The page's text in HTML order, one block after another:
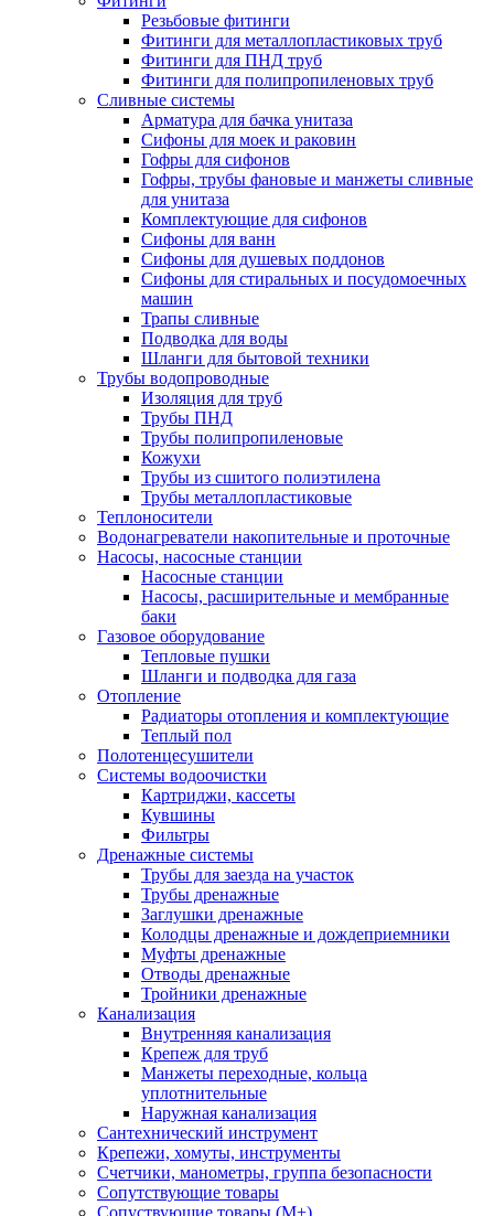
Резьбовые фитинги
Фитинги для металлопластиковых труб
Фитинги для ПНД труб
Фитинги для полипропиленовых труб
Сливные системы
Арматура для бачка унитаза
Сифоны для моек и раковин
Гофры для сифонов
Гофры, трубы фановые и манжеты сливные
для унитаза
Комплектующие для сифонов
Сифоны для ванн
Сифоны для душевых поддонов
Сифоны для стиральных и посудомоечных
машин
Трапы сливные
Подводка для воды
Шланги для бытовой техники
Трубы водопроводные
Изоляция для труб
Трубы ПНД
Трубы полипропиленовые
Кожухи
Трубы из сшитого полиэтилена
Трубы металлопластиковые
Теплоносители
Водонагреватели накопительные и проточные
Насосы, насосные станции
Насосные станции
Насосы, расширительные и мембранные
баки
Газовое оборудование
Тепловые пушки
Шланги и подводка для газа
Отопление
Радиаторы отопления и комплектующие
Теплый пол
Полотенцесушители
Системы водоочистки
Картриджи, кассеты
Кувшины
Фильтры
Дренажные системы
Трубы для заезда на участок
Трубы дренажные
Заглушки дренажные
Колодцы дренажные и дождеприемники
Муфты дренажные
Отводы дренажные
Тройники дренажные
Канализация
Внутренняя канализация
Крепеж для труб
Манжеты переходные, кольца
уплотнительные
Наружная канализация
Сантехнический инструмент
Крепежи, хомуты, инструменты
Счетчики, манометры, группа безопасности
Сопутствующие товары
Сопуствующие товары (М+)